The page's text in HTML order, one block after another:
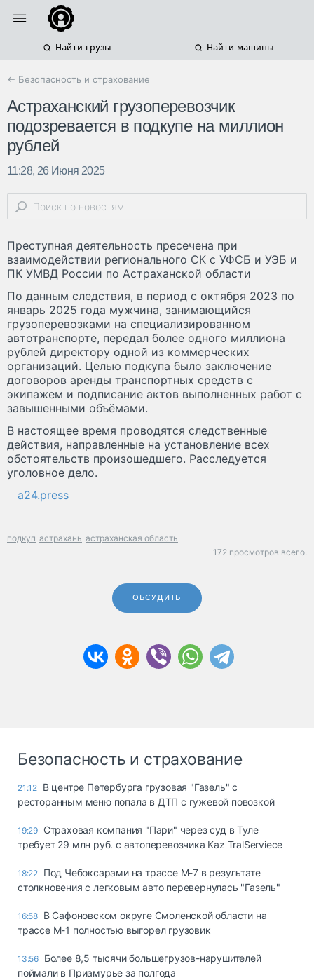
Найти грузы Найти машины
← Безопасность и страхование
Астраханский грузоперевозчик
подозревается в подкупе на миллион
рублей
11:28, 26 Июня 2025
Преступная деятельность пресечена при
взаимодействии регионального СК с УФСБ и УЭБ и
ПК УМВД России по Астраханской области
По данным следствия, в период с октября 2023 по
январь 2025 года мужчина, занимающийся
грузоперевозками на специализированном
автотранспорте, передал более одного миллиона
рублей директору одной из коммерческих
организаций. Целью подкупа было заключение
договоров аренды транспортных средств с
экипажем и подписание актов выполненных работ с
завышенными объёмами.
В настоящее время проводятся следственные
действия, направленные на установление всех
обстоятельств произошедшего. Расследуется
уголовное дело.
a24.press
подкуп астрахань астраханская область
172 просмотров всего.
ОБСУДИТЬ
Безопасность и страхование
21:12 В центре Петербурга грузовая "Газель" с
ресторанным меню попала в ДТП с гужевой повозкой
19:29 Страховая компания "Пари" через суд в Туле
требует 29 млн руб. с автоперевозчика Kaz TralServiece
18:22 Под Чебоксарами на трассе М-7 в результате
столкновения с легковым авто перевернулась "Газель"
16:58 В Сафоновском округе Смоленской области на
трассе М-1 полностью выгорел грузовик
13:56 Более 8,5 тысячи большегрузов-нарушителей
поймали в Приамурье за полгода